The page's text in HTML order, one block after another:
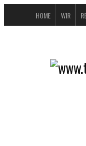
HOME WIR